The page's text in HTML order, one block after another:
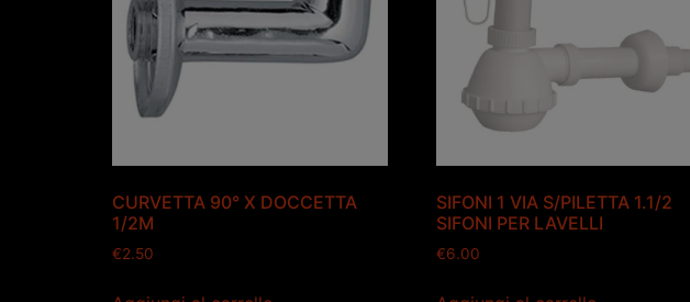
CURVETTA 90° X DOCCETTA
1/2M
€2.50
SIFONI 1 VIA S/PILETTA 1.1/2
SIFONI PER LAVELLI
€6.00